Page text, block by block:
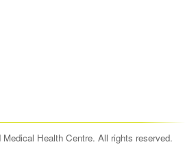
Health Centre. All rights reserved.